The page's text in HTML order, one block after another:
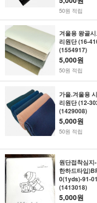
50원 적립
겨울용 왕골
리원단 (16-
(1554917)
5,000원
50원 적립
가을.겨울용
리원단 (12-
(1429008)
5,000원
50원 적립
원단접착심지
한하드타입
0(1yds)-91-
(1413018)
5,000원